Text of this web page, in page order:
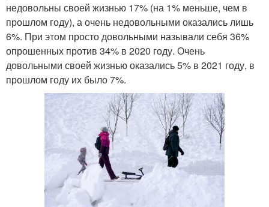
недовольны своей жизнью 17% (на 1% меньше, чем в
прошлом году), а очень недовольными оказались лишь
6%. При этом просто довольными называли себя 36%
опрошенных против 34% в 2020 году. Очень
довольными своей жизнью оказались 5% в 2021 году, в
прошлом году их было 7%.